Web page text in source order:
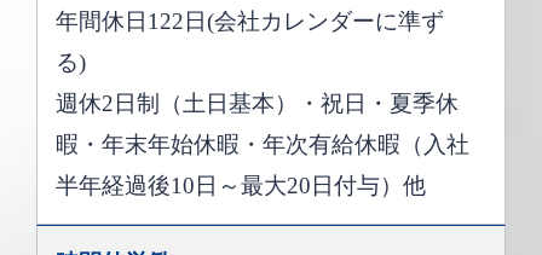
年間休日122日(会社カレンダーに準ず
る)
週休2日制（土日基本）・祝日・夏季休
暇・年末年始休暇・年次有給休暇（入社
半年経過後10日～最大20日付与）他